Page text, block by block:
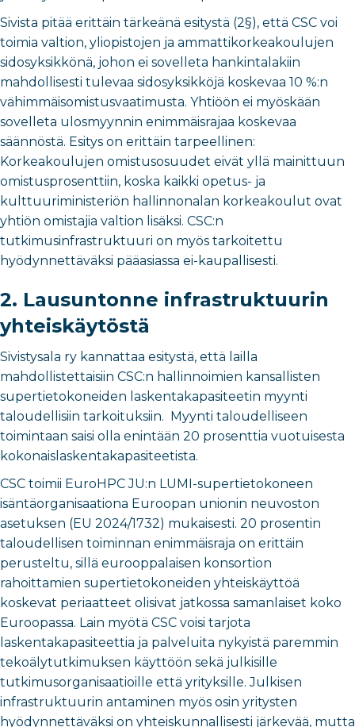
Sivista pitää erittäin tärkeänä esitystä (2§), että CSC voi
toimia valtion, yliopistojen ja ammattikorkeakoulujen
sidosyksikkönä, johon ei sovelleta hankintalakiin
mahdollisesti tulevaa sidosyksikköjä koskevaa 10 %:n
vähimmäisomistusvaatimusta. Yhtiöön ei myöskään
sovelleta ulosmyynnin enimmäisrajaa koskevaa
säännöstä. Esitys on erittäin tarpeellinen:
Korkeakoulujen omistusosuudet eivät yllä mainittuun
omistusprosenttiin, koska kaikki opetus- ja
kulttuuriministeriön hallinnonalan korkeakoulut ovat
yhtiön omistajia valtion lisäksi. CSC:n
tutkimusinfrastruktuuri on myös tarkoitettu
hyödynnettäväksi pääasiassa ei-kaupallisesti.
2. Lausuntonne infrastruktuurin
yhteiskäytöstä
Sivistysala ry kannattaa esitystä, että lailla
mahdollistettaisiin CSC:n hallinnoimien kansallisten
supertietokoneiden laskentakapasiteetin myynti
taloudellisiin tarkoituksiin. Myynti taloudelliseen
toimintaan saisi olla enintään 20 prosenttia vuotuisesta
kokonaislaskentakapasiteetista.
CSC toimii EuroHPC JU:n LUMI-supertietokoneen
isäntäorganisaationa Euroopan unionin neuvoston
asetuksen (EU 2024/1732) mukaisesti. 20 prosentin
taloudellisen toiminnan enimmäisraja on erittäin
perusteltu, sillä eurooppalaisen konsortion
rahoittamien supertietokoneiden yhteiskäyttöä
koskevat periaatteet olisivat jatkossa samanlaiset koko
Euroopassa. Lain myötä CSC voisi tarjota
laskentakapasiteettia ja palveluita nykyistä paremmin
tekoälytutkimuksen käyttöön sekä julkisille
tutkimusorganisaatioille että yrityksille. Julkisen
infrastruktuurin antaminen myös osin yritysten
hyödynnettäväksi on yhteiskunnallisesti järkevää, mutta